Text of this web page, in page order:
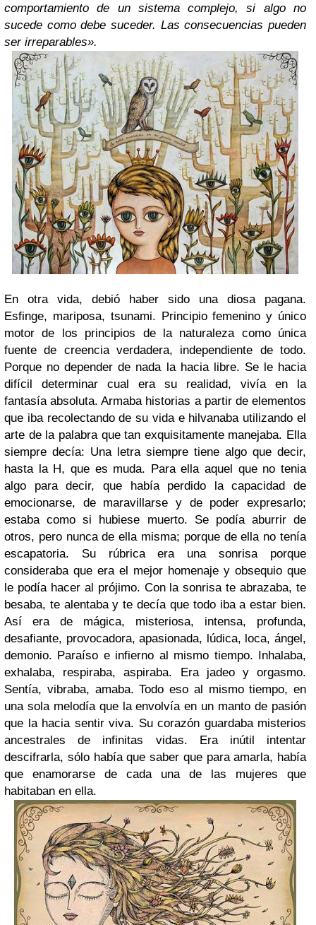
comportamiento de un sistema complejo, si algo no
sucede como debe suceder. Las consecuencias pueden
ser irreparables».
En otra vida, debió haber sido una diosa pagana.
Esfinge, mariposa, tsunami. Principio femenino y único
motor de los principios de la naturaleza como única
fuente de creencia verdadera, independiente de todo.
Porque no depender de nada la hacia libre. Se le hacia
difícil determinar cual era su realidad, vivía en la
fantasía absoluta. Armaba historias a partir de elementos
que iba recolectando de su vida e hilvanaba utilizando el
arte de la palabra que tan exquisitamente manejaba. Ella
siempre decía: Una letra siempre tiene algo que decir,
hasta la H, que es muda. Para ella aquel que no tenia
algo para decir, que había perdido la capacidad de
emocionarse, de maravillarse y de poder expresarlo;
estaba como si hubiese muerto. Se podía aburrir de
otros, pero nunca de ella misma; porque de ella no tenía
escapatoria. Su rúbrica era una sonrisa porque
consideraba que era el mejor homenaje y obsequio que
le podía hacer al prójimo. Con la sonrisa te abrazaba, te
besaba, te alentaba y te decía que todo iba a estar bien.
Así era de mágica, misteriosa, intensa, profunda,
desafiante, provocadora, apasionada, lúdica, loca, ángel,
demonio. Paraíso e infierno al mismo tiempo. Inhalaba,
exhalaba, respiraba, aspiraba. Era jadeo y orgasmo.
Sentía, vibraba, amaba. Todo eso al mismo tiempo, en
una sola melodía que la envolvía en un manto de pasión
que la hacia sentir viva. Su corazón guardaba misterios
ancestrales de infinitas vidas. Era inútil intentar
descifrarla, sólo había que saber que para amarla, había
que enamorarse de cada una de las mujeres que
habitaban en ella.